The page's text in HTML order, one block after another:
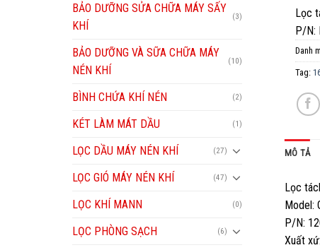
Lọc
P/N:
Danh
Tag:
MÔ TẢ
Lọc
Model:
P/N:
Xuất
BẢO DƯỠNG SỬA CHỮA MÁY SẤY
KHÍ
(3)
BẢO DƯỠNG VÀ SỮA CHỮA MÁY
NÉN KHÍ
(10)
BÌNH CHỨA KHÍ NÉN (2)
KÉT LÀM MÁT DẦU (1)
LỌC DẦU MÁY NÉN KHÍ (27)
LỌC GIÓ MÁY NÉN KHÍ (47)
LỌC KHÍ MANN (0)
LỌC PHÒNG SẠCH (6)